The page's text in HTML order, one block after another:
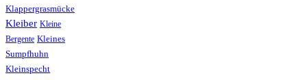
Klappergrasmücke
Kleiber Kleine
Bergente Kleines
Sumpfhuhn
Kleinspecht